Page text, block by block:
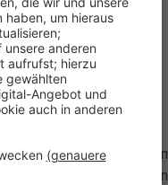
Platz
und Kurt-
die Bürger nach